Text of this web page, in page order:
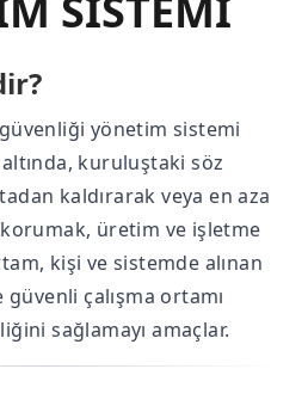
güvenliği yönetim sistemi
altında, kuruluştaki söz
kaldırarak veya en aza
üretim ve işletme
kişi ve sistemde alınan
çalışma ortamı
sağlamayı amaçlar.